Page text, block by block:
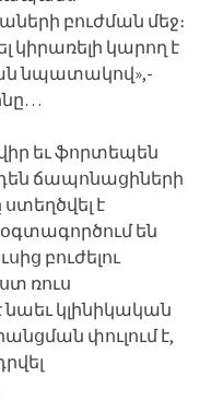
բուժման մեջ։
կիրառելի կարող է
նպատակով»,-
եւ ֆորտեպեն
ճապոնացիների
ստեղծվել է
են
բուժելու
ռուս
կլինիկական
փուլում է,